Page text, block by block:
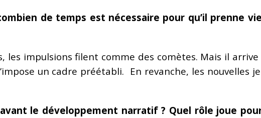
de temps est nécessaire pour qu’il prenne
les impulsions filent comme des comètes. Mais il
un cadre préétabli. En revanche, les nouvelles
le développement narratif ? Quel rôle joue